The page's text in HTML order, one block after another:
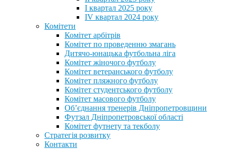
I квартал 2025 року
IV квартал 2024 року
Комітети
Комітет арбітрів
Комітет по проведенню змагань
Дитячо-юнацька футбольна ліга
Комітет жіночого футболу
Комітет ветеранського футболу
Комітет пляжного футболу
Комітет студентського футболу
Комітет масового футболу
Обʼєднання тренерів Дніпропетровщини
Футзал Дніпропетровської області
Комітет футнету та текболу
Стратегія розвитку
Контакти